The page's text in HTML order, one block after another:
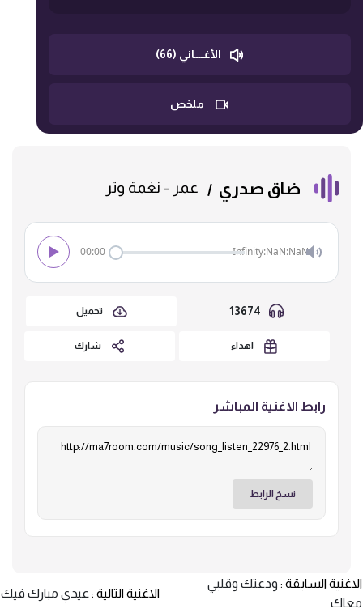
الأغــــاني (66)
ملخص
ضاق صدري عمر - نغمة وتر
00:00 Infinity:NaN:NaN
تحميل
اهداء شارك
رابط الاغنية المباشر
نسخ الرابط
الاغنية السابقة : ودعتك وقلبي
معاك
الاغنية التالية : عيدي مبارك فيك